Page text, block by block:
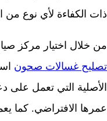
ذات الكفاءة لأي نوع من
من خلال اختيار مركز
تصليح غسالات صحون
الأصلية التي تعمل على
عمرها الافتراضي. كما